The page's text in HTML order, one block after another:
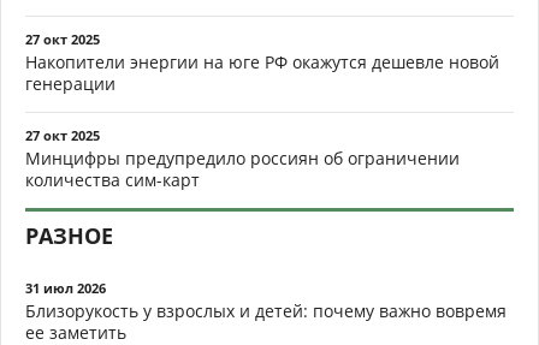
27 окт 2025
Накопители энергии на юге РФ окажутся дешевле новой
генерации
27 окт 2025
Минцифры предупредило россиян об ограничении
количества сим-карт
РАЗНОЕ
31 июл 2026
Близорукость у взрослых и детей: почему важно вовремя
ее заметить